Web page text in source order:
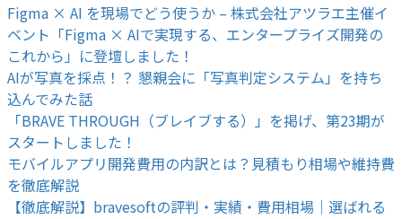
Figma × AI を現場でどう使うか – 株式会社アツラエ主催イ
ベント「Figma × AIで実現する、エンタープライズ開発の
これから」に登壇しました！
AIが写真を採点！？ 懇親会に「写真判定システム」を持ち
込んでみた話
「BRAVE THROUGH（ブレイブする）」を掲げ、第23期が
スタートしました！
モバイルアプリ開発費用の内訳とは？見積もり相場や維持費
を徹底解説
【徹底解説】bravesoftの評判・実績・費用相場｜選ばれる